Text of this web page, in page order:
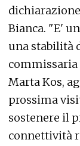
Bianca. "E'
una stabilità
commissaria
Marta Kos,
prossima
sostenere il
connettività